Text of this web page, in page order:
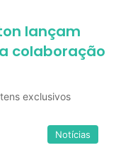
lançam
colaboração
exclusivos
Notícias